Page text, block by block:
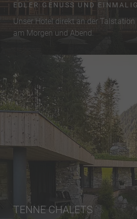
EDLER GENUSS UND
Unser Hotel direkt an der
am Morgen und Abend.
TENNE CHALETS